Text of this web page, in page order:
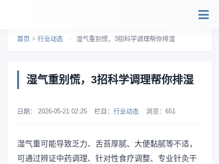
首页 > 行业动态 > 湿气重别慌，3招科学调理帮你排湿
湿气重别慌，3招科学调理帮你排湿
日期： 2026-05-21 02:25 栏目： 行业动态 浏览： 651
湿气重可能导致乏力、舌苔厚腻、大便黏腻等不适，
可通过辨证中药调理、针对性食疗调整、专业针灸干